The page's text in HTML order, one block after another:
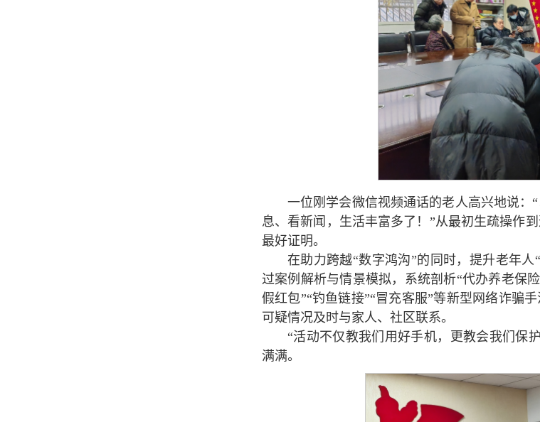
一位刚学会微信视频通话的老人高兴地说：
息、看新闻，生活丰富多了！”从最初生疏操作
最好证明。
在助力跨越“数字鸿沟”的同时，提升老年
过案例解析与情景模拟，系统剖析“代办养老保
假红包”“钓鱼链接”“冒充客服”等新型网络诈骗
可疑情况及时与家人、社区联系。
“活动不仅教我们用好手机，更教会我们保
满满。